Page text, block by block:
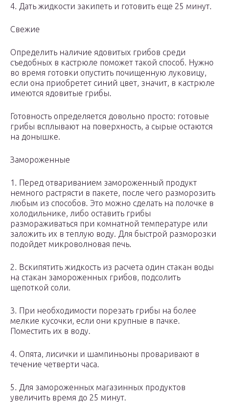
4. Дать жидкости закипеть и готовить еще 25 минут.
Свежие
Определить наличие ядовитых грибов среди
съедобных в кастрюле поможет такой способ. Нужно
во время готовки опустить почищенную луковицу,
если она приобретет синий цвет, значит, в кастрюле
имеются ядовитые грибы.
Готовность определяется довольно просто: готовые
грибы всплывают на поверхность, а сырые остаются
на донышке.
Замороженные
1. Перед отвариванием замороженный продукт
немного растрясти в пакете, после чего разморозить
любым из способов. Это можно сделать на полочке в
холодильнике, либо оставить грибы
размораживаться при комнатной температуре или
заложить их в теплую воду. Для быстрой разморозки
подойдет микроволновая печь.
2. Вскипятить жидкость из расчета один стакан воды
на стакан замороженных грибов, подсолить
щепоткой соли.
3. При необходимости порезать грибы на более
мелкие кусочки, если они крупные в пачке.
Поместить их в воду.
4. Опята, лисички и шампиньоны проваривают в
течение четверти часа.
5. Для замороженных магазинных продуктов
увеличить время до 25 минут.